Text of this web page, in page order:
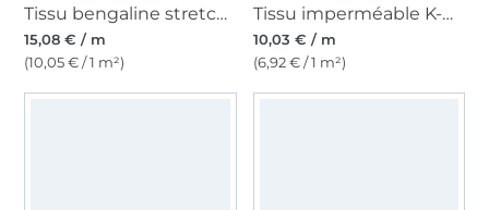
Tissu bengaline stretch déperlant, bleu pétrole
15,08 € / m
(10,05 € / 1 m²)
Tissu imperméable K-way léger aspect jean, bleu marine
10,03 € / m
(6,92 € / 1 m²)